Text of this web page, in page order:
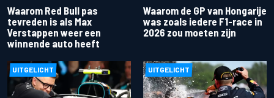
Waarom Red Bull pas
tevreden is als Max
Verstappen weer een
winnende auto heeft
Waarom de GP van Hongarije
was zoals iedere F1-race in
2026 zou moeten zijn
UITGELICHT UITGELICHT